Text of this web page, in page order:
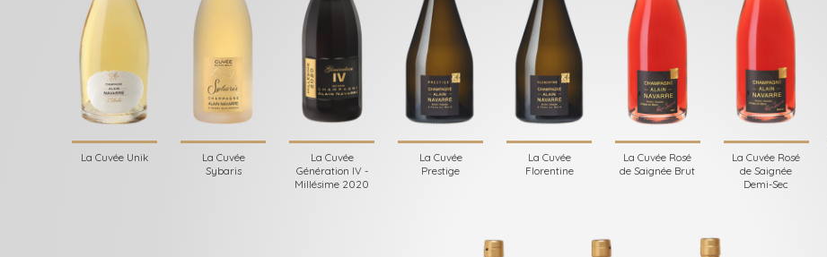
La Cuvée Unik
La Cuvée
Sybaris
La Cuvée
Génération IV -
Millésime 2020
La Cuvée
Prestige
La Cuvée
Florentine
La Cuvée Rosé
de Saignée Brut
La Cuvée Rosé
de Saignée
Demi-Sec